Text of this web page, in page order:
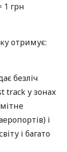
1 грн
отримує:
безліч
track у зонах
і
і багато